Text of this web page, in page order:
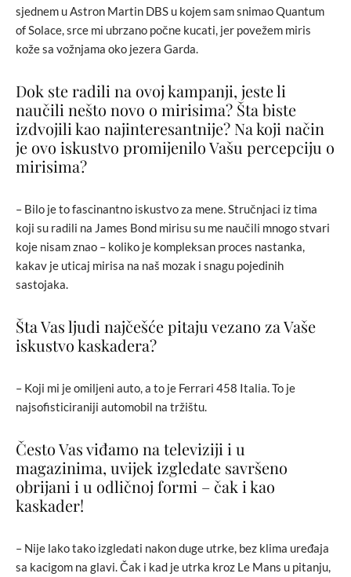
sjednem u Astron Martin DBS u kojem sam snimao Quantum
of Solace, srce mi ubrzano počne kucati, jer povežem miris
kože sa vožnjama oko jezera Garda.
Dok ste radili na ovoj kampanji, jeste li
naučili nešto novo o mirisima? Šta biste
izdvojili kao najinteresantnije? Na koji način
je ovo iskustvo promijenilo Vašu percepciju o
mirisima?
– Bilo je to fascinantno iskustvo za mene. Stručnjaci iz tima
koji su radili na James Bond mirisu su me naučili mnogo stvari
koje nisam znao – koliko je kompleksan proces nastanka,
kakav je uticaj mirisa na naš mozak i snagu pojedinih
sastojaka.
Šta Vas ljudi najčešće pitaju vezano za Vaše
iskustvo kaskadera?
– Koji mi je omiljeni auto, a to je Ferrari 458 Italia. To je
najsofisticiraniji automobil na tržištu.
Često Vas viđamo na televiziji i u
magazinima, uvijek izgledate savršeno
obrijani i u odličnoj formi – čak i kao
kaskader!
– Nije lako tako izgledati nakon duge utrke, bez klima uređaja
sa kacigom na glavi. Čak i kad je utrka kroz Le Mans u pitanju,